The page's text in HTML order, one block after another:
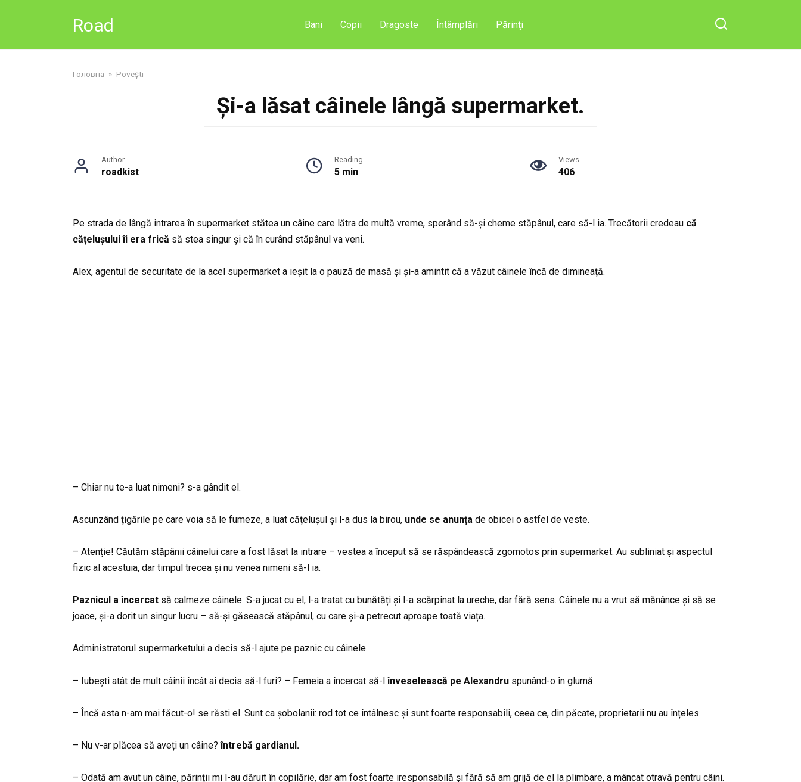
Road Bani Copii Dragoste Întâmplări Părinţi
Головна » Povești
Și-a lăsat câinele lângă supermarket.
Author
roadkist
Reading
5 min
Views
406
Pe strada de lângă intrarea în supermarket stătea un câine care lătra de multă vreme, sperând să-și cheme stăpânul, care să-l ia. Trecătorii credeau că
cățelușului îi era frică să stea singur și că în curând stăpânul va veni.
Alex, agentul de securitate de la acel supermarket a ieșit la o pauză de masă și și-a amintit că a văzut câinele încă de dimineață.
– Chiar nu te-a luat nimeni? s-a gândit el.
Ascunzând țigările pe care voia să le fumeze, a luat cățelușul și l-a dus la birou, unde se anunța de obicei o astfel de veste.
– Atenție! Căutăm stăpânii câinelui care a fost lăsat la intrare – vestea a început să se răspândească zgomotos prin supermarket. Au subliniat și aspectul
fizic al acestuia, dar timpul trecea și nu venea nimeni să-l ia.
Paznicul a încercat să calmeze câinele. S-a jucat cu el, l-a tratat cu bunătăți și l-a scărpinat la ureche, dar fără sens. Câinele nu a vrut să mănânce și să se
joace, și-a dorit un singur lucru – să-și găsească stăpânul, cu care și-a petrecut aproape toată viața.
Administratorul supermarketului a decis să-l ajute pe paznic cu câinele.
– Iubești atât de mult câinii încât ai decis să-l furi? – Femeia a încercat să-lînveselească pe Alexandru spunând-o în glumă.
– Încă asta n-am mai făcut-o! se răsti el. Sunt ca șobolanii: rod tot ce întâlnesc și sunt foarte responsabili, ceea ce, din păcate, proprietarii nu au înțeles.
– Nu v-ar plăcea să aveți un câine? întrebă gardianul.
– Odată am avut un câine, părinții mi l-au dăruit în copilărie, dar am fost foarte iresponsabilă și fără să am grijă de el la plimbare, a mâncat otravă pentru câini.